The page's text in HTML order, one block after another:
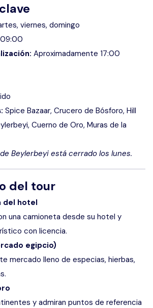
viernes, domingo
09:00
Aproximadamente 17:00
Spice Bazaar, Crucero de Bósforo, Hill
Cuerno de Oro, Muras de la
Beylerbeyi está cerrado los lunes.
del tour
del hotel
una camioneta desde su hotel y
con licencia.
egipcio)
mercado lleno de especias, hierbas,
y admiran puntos de referencia